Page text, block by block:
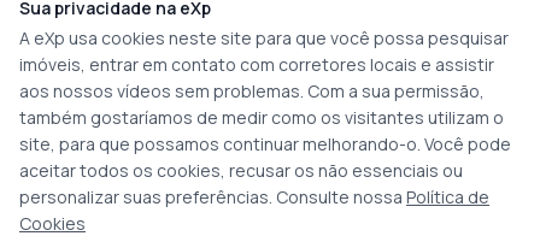
Sua privacidade na eXp
A eXp usa cookies neste site para que você possa pesquisar
imóveis, entrar em contato com corretores locais e assistir
aos nossos vídeos sem problemas. Com a sua permissão,
também gostaríamos de medir como os visitantes utilizam o
site, para que possamos continuar melhorando-o. Você pode
aceitar todos os cookies, recusar os não essenciais ou
personalizar suas preferências. Consulte nossa Política de
Cookies